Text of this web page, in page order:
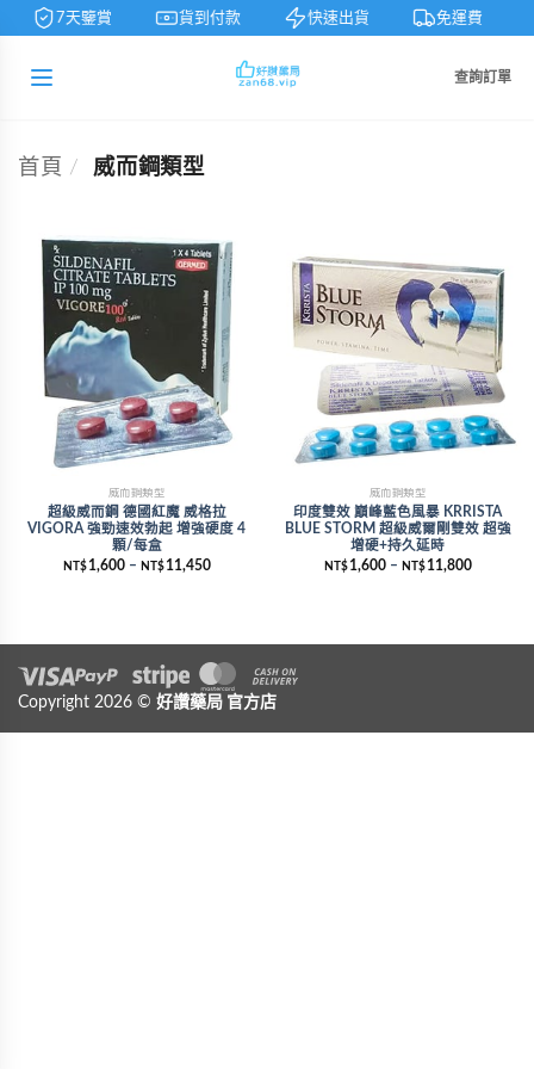
7天鑒賞 貨到付款 快速出貨 免運費
查詢訂單
首頁 / 威而鋼類型
威而鋼類型
超級威而鋼 德國紅魔 威格拉
VIGORA 強勁速效勃起 增強硬度 4
顆/每盒
NT$ 1,600– NT$ 11,450
威而鋼類型
印度雙效 巔峰藍色風暴 KRRISTA
BLUE STORM 超級威爾剛雙效 超強
增硬+持久延時
NT$ 1,600– NT$ 11,800
Visa PayPalStripe MasterCardCash On Delivery
Copyright 2026 © 好讚藥局 官方店